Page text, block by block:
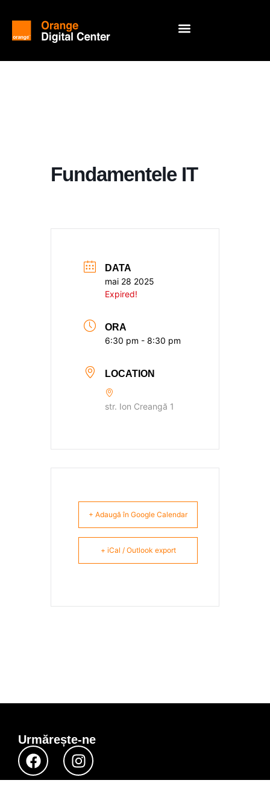
Fundamentele IT
DATA
mai 28 2025
Expired!
ORA
6:30 pm - 8:30 pm
LOCATION
str. Ion Creangă 1
+ Adaugă în Google Calendar
+ iCal / Outlook export
Urmărește-ne